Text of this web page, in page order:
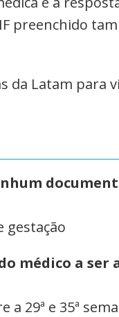
preenchido
da Latam para
gestação
médico a ser
29ª e 35ª